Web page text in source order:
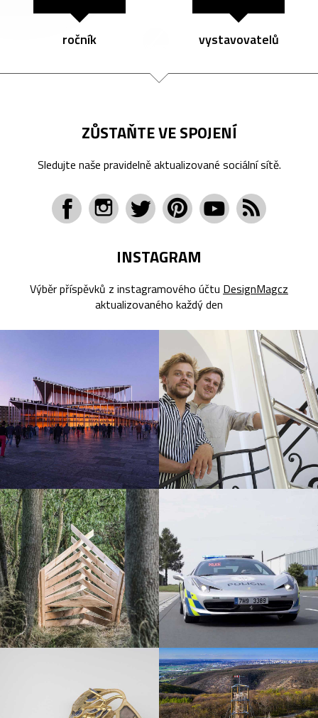
ročník vystavovatelů
ZŮSTAŇTE VE SPOJENÍ
Sledujte naše pravidelně aktualizované sociální sítě.
INSTAGRAM
Výběr příspěvků z instagramového účtu DesignMagcz
aktualizovaného každý den